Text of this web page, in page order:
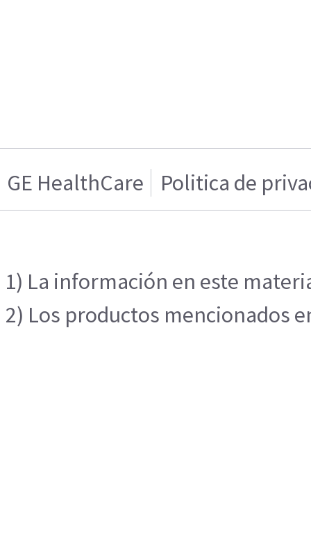
GE HealthCare Politica de
1) La información en este
2) Los productos mencionados